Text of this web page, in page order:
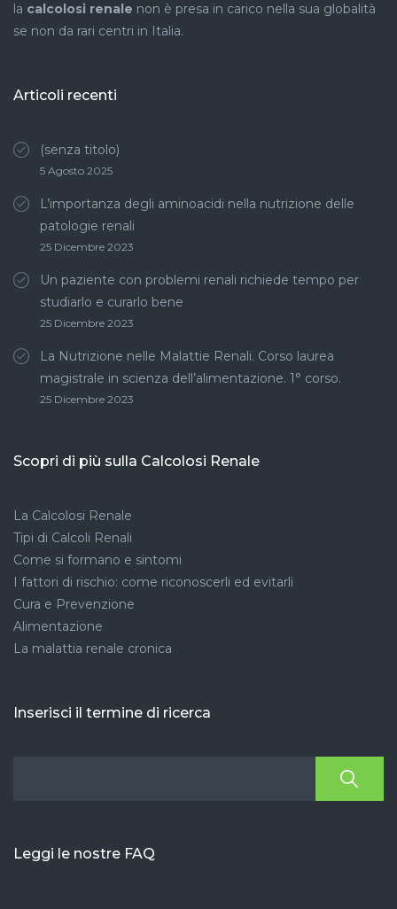
la calcolosi renale non è presa in carico nella sua globalità
se non da rari centri in Italia.
Articoli recenti
(senza titolo)
5 Agosto 2025
L’importanza degli aminoacidi nella nutrizione delle
patologie renali
25 Dicembre 2023
Un paziente con problemi renali richiede tempo per
studiarlo e curarlo bene
25 Dicembre 2023
La Nutrizione nelle Malattie Renali. Corso laurea
magistrale in scienza dell’alimentazione. 1° corso.
25 Dicembre 2023
Scopri di più sulla Calcolosi Renale
La Calcolosi Renale
Tipi di Calcoli Renali
Come si formano e sintomi
I fattori di rischio: come riconoscerli ed evitarli
Cura e Prevenzione
Alimentazione
La malattia renale cronica
Inserisci il termine di ricerca
Leggi le nostre FAQ